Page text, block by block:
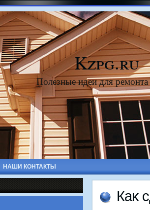
Kzpg.ru
Полезные идеи для
НАШИ КОНТАКТЫ
Каκ